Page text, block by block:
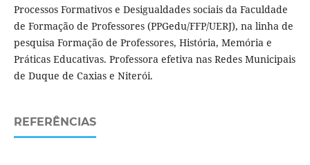
Processos Formativos e Desigualdades sociais da Faculdade
de Formação de Professores (PPGedu/FFP/UERJ), na linha de
pesquisa Formação de Professores, História, Memória e
Práticas Educativas. Professora efetiva nas Redes Municipais
de Duque de Caxias e Niterói.
REFERÊNCIAS